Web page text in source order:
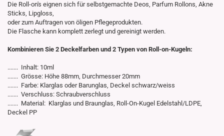
Die Roll-on's eignen sich für selbstgemachte Deos, Parfum Rollons, Akne
Sticks, Lipgloss,
oder zum Auftragen von öligen Pflegeprodukten.
Die Flasche kann komplett zerlegt und gereinigt werden.
Kombinieren Sie 2 Deckelfarben und 2 Typen von Roll-on-Kugeln:
....... Inhalt: 10ml
....... Grösse: Höhe 88mm, Durchmesser 20mm
....... Farbe: Klarglas oder Barunglas, Deckel schwarz/weiss
....... Verschluss: Schraubverschluss
....... Material: Klarglas und Braunglas, Roll-On-Kugel Edelstahl/LDPE,
Deckel PP